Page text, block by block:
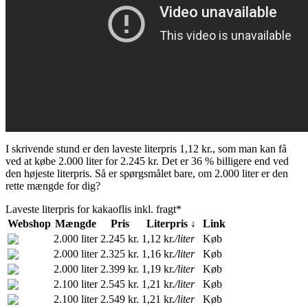
I skrivende stund er den laveste literpris 1,12 kr., som man kan få
ved at købe 2.000 liter for 2.245 kr. Det er 36 % billigere end ved
den højeste literpris. Så er spørgsmålet bare, om 2.000 liter er den
rette mængde for dig?
Laveste literpris for kakaoflis inkl. fragt*
Webshop Mængde Pris Literpris ↓
Link
2.000 liter 2.245 kr. 1,12 kr./liter
Køb
2.000 liter 2.325 kr. 1,16 kr./liter
Køb
2.000 liter 2.399 kr. 1,19 kr./liter
Køb
2.100 liter 2.545 kr. 1,21 kr./liter
Køb
2.100 liter 2.549 kr. 1,21 kr./liter
Køb